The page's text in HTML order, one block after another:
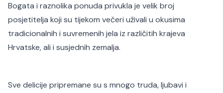
Bogata i raznolika ponuda privukla je velik broj
posjetitelja koji su tijekom večeri uživali u okusima
tradicionalnih i suvremenih jela iz različitih krajeva
Hrvatske, ali i susjednih zemalja.
Sve delicije pripremane su s mnogo truda, ljubavi i